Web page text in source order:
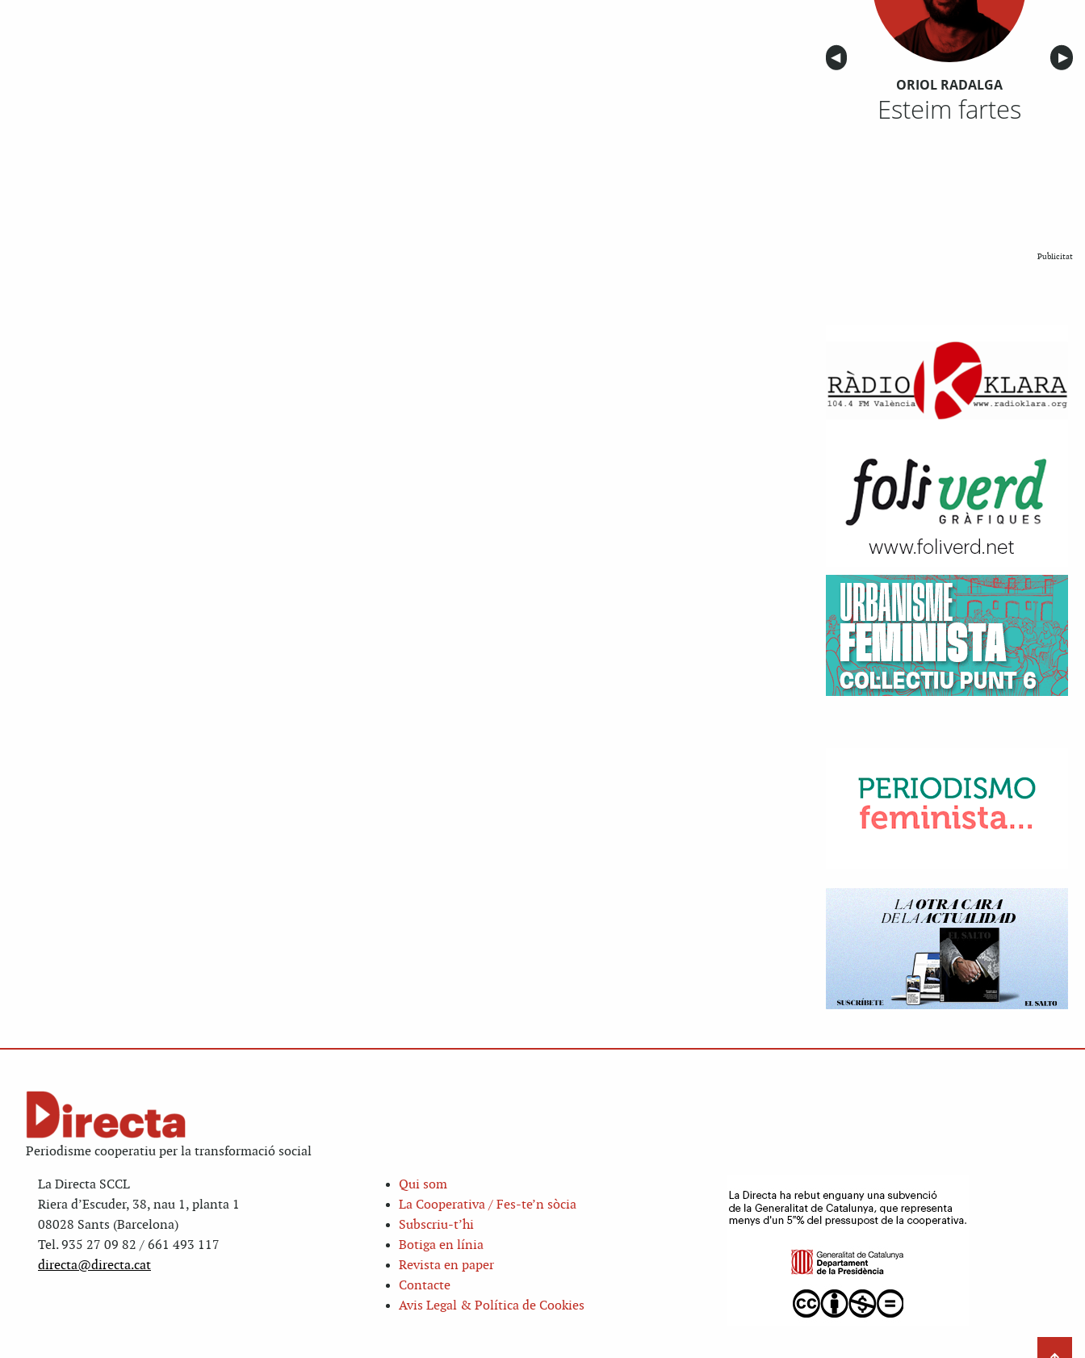
Anterior
◀︎ ▶︎
ORIOL RADALGA
Esteim fartes
Publicitat
Periodisme cooperatiu per la transformació social
La Directa SCCL
Riera d’Escuder, 38, nau 1, planta 1
08028 Sants (Barcelona)
Tel. 935 27 09 82 / 661 493 117
directa@directa.cat
Qui som
La Cooperativa / Fes-te’n sòcia
Subscriu-t’hi
Botiga en línia
Revista en paper
Contacte
Avis Legal & Política de Cookies